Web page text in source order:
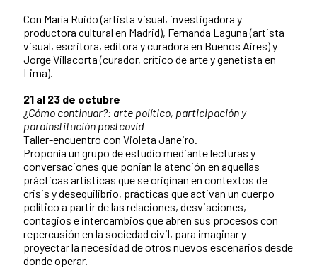
Con María Ruido (artista visual, investigadora y
productora cultural en Madrid), Fernanda Laguna (artista
visual, escritora, editora y curadora en Buenos Aires) y
Jorge Villacorta (curador, crítico de arte y genetista en
Lima).
21 al 23 de octubre
¿Cómo continuar?: arte político, participación y
parainstitución postcovid
Taller-encuentro con Violeta Janeiro.
Proponía un grupo de estudio mediante lecturas y
conversaciones que ponían la atención en aquellas
prácticas artísticas que se originan en contextos de
crisis y desequilibrio, prácticas que activan un cuerpo
político a partir de las relaciones, desviaciones,
contagios e intercambios que abren sus procesos con
repercusión en la sociedad civil, para imaginar y
proyectar la necesidad de otros nuevos escenarios desde
donde operar.